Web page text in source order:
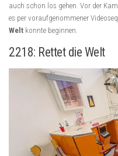
auch schon los gehen. Vor der
es per voraufgenommener
Welt konnte beginnen.
2218: Rettet die Welt